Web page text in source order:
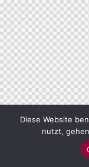
Diese Website
nutzt,